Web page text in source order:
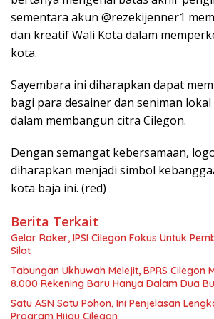
sementara akun @rezekijenner1
dan kreatif Wali Kota dalam
kota.
Sayembara ini diharapkan dapat
bagi para desainer dan seniman
dalam membangun citra Cilegon.
Dengan semangat kebersamaan,
diharapkan menjadi simbol
kota baja ini. (red)
Berita Terkait
Gelar Raker, IPSI Cilegon Fokus Untuk
Silat
Tabungan Ukhuwah Melejit, BPRS Cilegon
8.000 Rekening Baru Hanya Dalam Dua
Satu ASN Satu Pohon, Ini Penjelasan
Program Hijau Cilegon